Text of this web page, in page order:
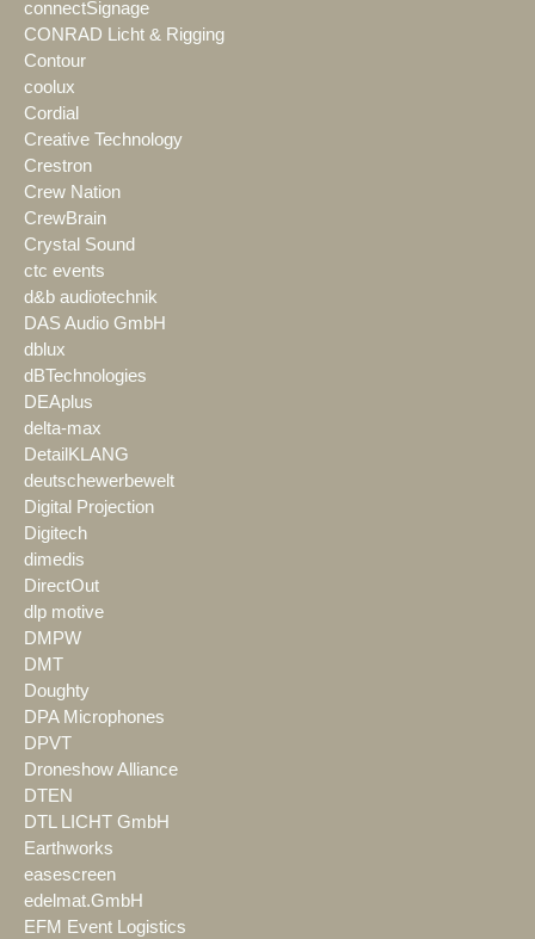
connectSignage
CONRAD Licht & Rigging
Contour
coolux
Cordial
Creative Technology
Crestron
Crew Nation
CrewBrain
Crystal Sound
ctc events
d&b audiotechnik
DAS Audio GmbH
dblux
dBTechnologies
DEAplus
delta-max
DetailKLANG
deutschewerbewelt
Digital Projection
Digitech
dimedis
DirectOut
dlp motive
DMPW
DMT
Doughty
DPA Microphones
DPVT
Droneshow Alliance
DTEN
DTL LICHT GmbH
Earthworks
easescreen
edelmat.GmbH
EFM Event Logistics